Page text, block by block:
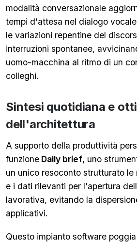
modalità conversazionale
tempi d'attesa nel dialogo
le variazioni repentine del
interruzioni spontanee,
uomo-macchina al ritmo di un
colleghi.
Sintesi quotidiana e
dell'architettura
A supporto della produttività
funzione Daily brief, uno
un unico resoconto strutturato le
e i dati rilevanti per l'apertura
lavorativa, evitando la
applicativi.
Questo impianto software